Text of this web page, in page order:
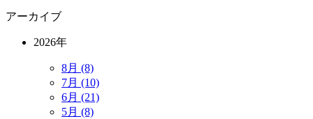
アーカイブ
2026年
8月 (8)
7月 (10)
6月 (21)
5月 (8)